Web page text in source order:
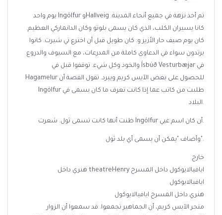
يوم واحد Ingólfur وHallveig تم أخذ نزهة في جميع أنحاء المدينة.
كانا يسيران الكلب، الذي كان يسمى بلوتو وكان الدانماركي العظيم.
كان يوم صيف حار الأزيز و. كان طويل قبل أن اخترع تي شيرت. كانوا
يرتدون سواء في الدعاوى كاملة من المدرعات، مع السيوف والدروع
والخوذ وكل شيء. توقفوا قبل في Ísbúð Vesturbæjar في
Hagamelur للحصول على بعض الآيس كريم ويبرد. تقول القصة أن
Ingólfur طلبت من كاتب عما إذا كانت تعرف ما كان يسمى في
البلاد.
ظنت أنها كانت تسمى ثول. شعرت Ingólfur أن كان اسم غبي.
وأضاف "يمكن أن يسمى أي بلد ثول".
خارج
هنري داخل theatreHenry ايافيالايوكول داخل المسرح
ايافيالايوكول
هنري داخل المسرح ايافيالايوكول
متجر الآيس كريم، أن الجماهير تجمعوا. قد سمعوا أن الزوار